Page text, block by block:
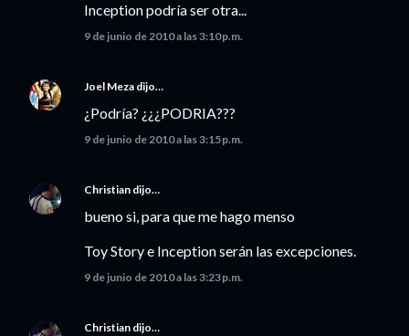
Inception podría ser otra...
9 de junio de 2010 a las 3:10 p.m.
Joel Meza dijo…
¿Podría? ¿¿¿PODRIA???
9 de junio de 2010 a las 3:15 p.m.
Christian dijo…
bueno si, para que me hago menso
Toy Story e Inception serán las excepciones.
9 de junio de 2010 a las 3:23 p.m.
Christian dijo…